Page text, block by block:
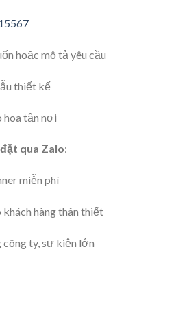
hoặc mô tả yêu cầu
thiết kế
hoa tận nơi
qua Zalo:
miễn phí
hàng thân thiết
công ty, sự kiện lớn